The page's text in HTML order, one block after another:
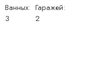
Ванных:
3
Гаражей:
2